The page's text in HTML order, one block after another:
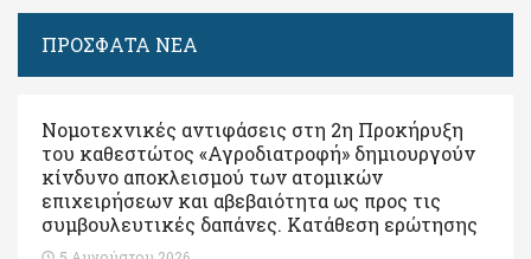
ΠΡΟΣΦΑΤΑ ΝΕΑ
Νομοτεχνικές αντιφάσεις στη 2η Προκήρυξη
του καθεστώτος «Αγροδιατροφή» δημιουργούν
κίνδυνο αποκλεισμού των ατομικών
επιχειρήσεων και αβεβαιότητα ως προς τις
συμβουλευτικές δαπάνες. Κατάθεση ερώτησης